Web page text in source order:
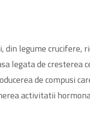
legume crucifere,
legata de cresterea
de compusi
activitatii